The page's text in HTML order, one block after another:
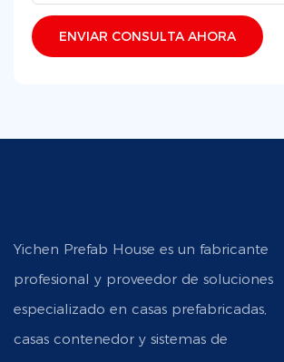
ENVIAR CONSULTA AHORA
Yichen Prefab House es un fabricante
profesional y proveedor de soluciones
especializado en casas prefabricadas,
casas contenedor y sistemas de